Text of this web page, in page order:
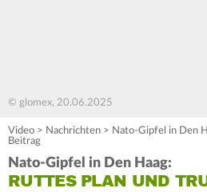
© glomex, 20.06.2025
Video > Nachrichten > Nato-Gipfel in Den
Beitrag
Nato-Gipfel in Den Haag:
RUTTES PLAN UND